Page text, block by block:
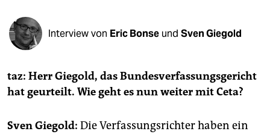
fragen & hilfe
unterstützen
abo
genossenschaft
epaper login
Interview von Eric Bonse und Sven Giegold
taz: Herr Giegold, das Bundesverfassungsgericht
hat geurteilt. Wie geht es nun weiter mit Ceta?
Sven Giegold: Die Verfassungsrichter haben ein